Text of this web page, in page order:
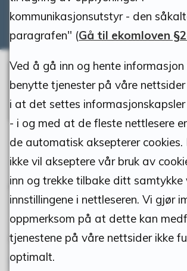
Tynset Kino & Kultur |
(tynsetkulturhus.no)
Aktuelt i
07.08.2026
Søk tilskudd, stipender og foreslå
kommunikasjonsutstyr - den
paragrafen" (Gå til ekomloven
Ved å gå inn og hente informasjon
benytte tjenester på våre
i at det settes
- i og med at de fleste nettlesere
de automatisk aksepterer cookies.
ikke vil akseptere vår bruk av
inn og trekke tilbake ditt samtykke
innstillingene i nettleseren. Vi gjør
oppmerksom på at dette kan
tjenestene på våre nettsider ikke
optimalt.